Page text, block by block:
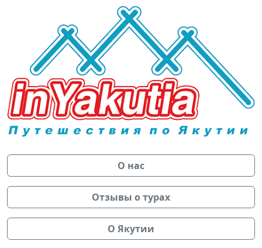
О нас
Отзывы о турах
О Якутии